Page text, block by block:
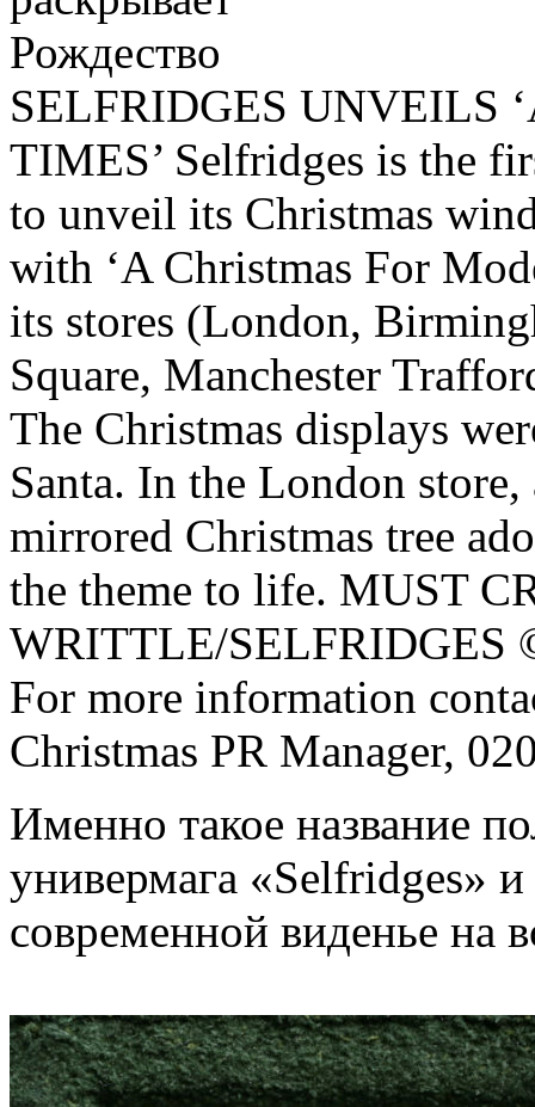
SELFRIDGES UNVEILS
TIMES’ Selfridges is the
to unveil its Christmas
with ‘A Christmas For
its stores (London,
Square, Manchester
The Christmas displays
Santa. In the London
mirrored Christmas tree
the theme to life. MUST
WRITTLE/SELFRIDGES
For more information
Christmas PR Manager,
Именно такое название
универмага «Selfridges» и
современной виденье на